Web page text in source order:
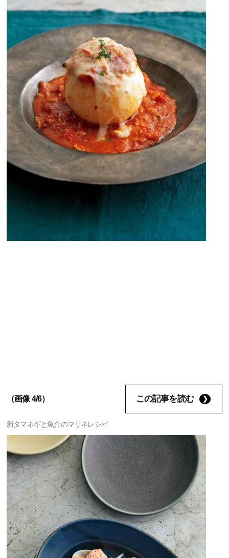
（画像 4/6） この記事を読む
新タマネギと魚介のマリネレシピ